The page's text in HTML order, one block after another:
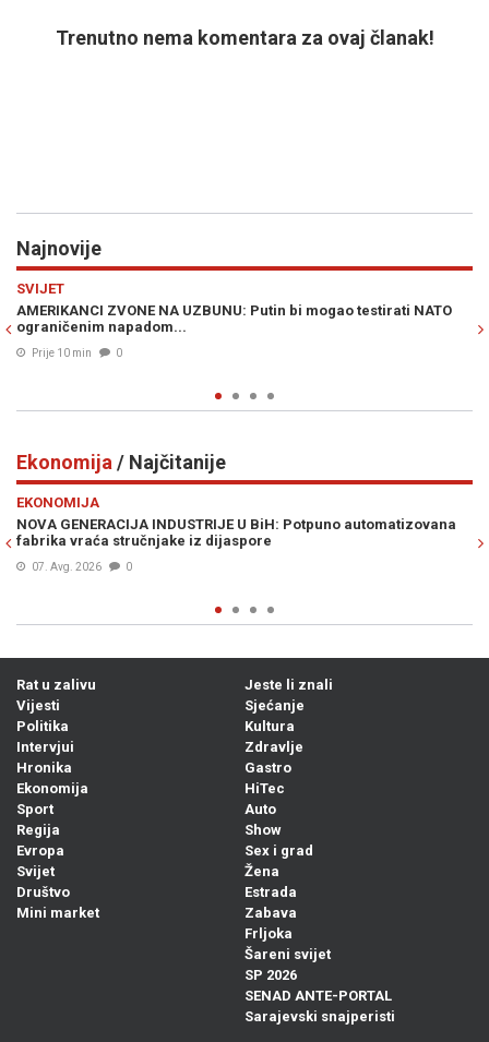
Trenutno nema komentara za ovaj članak!
Najnovije
Putin bi mogao testirati NATO
MOURINHO POBJESNIO
REPREZENTACIJE: Trener
Ekonomija / Najčitanije
U BiH: Potpuno automatizovana
iz dijaspore
"NEKAD ME JE I
Njemačkoj – cifra je
Rat u zalivu
Vijesti
Politika
Intervjui
Hronika
Ekonomija
Sport
Regija
Evropa
Svijet
Društvo
Mini market
Jeste li znali
Sjećanje
Kultura
Zdravlje
Gastro
HiTec
Auto
Show
Sex i grad
Žena
Estrada
Zabava
Frljoka
Šareni svijet
SP 2026
SENAD ANTE-PORTAL
Sarajevski snajperisti